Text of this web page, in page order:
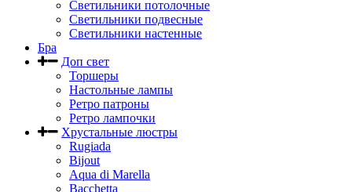
Светильники потолочные
Светильники подвесные
Светильники настенные
Бра
Доп свет
Торшеры
Настольные лампы
Ретро патроны
Ретро лампочки
Хрустальные люстры
Rugiada
Bijout
Aqua di Marella
Bacchetta